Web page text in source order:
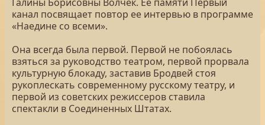
канал посвящает повтор ее интервью в программе
«Наедине со всеми».
Она всегда была первой. Первой не побоялась
взяться за руководство театром, первой прорвала
культурную блокаду, заставив Бродвей стоя
рукоплескать современному русскому театру, и
первой из советских режиссеров ставила
спектакли в Соединенных Штатах.